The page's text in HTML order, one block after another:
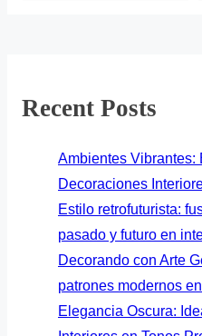
Recent Posts
Ambientes Vibrantes:
Decoraciones
Estilo retrofuturista:
pasado y futuro en
Decorando con Arte
patrones modernos
Elegancia Oscura: